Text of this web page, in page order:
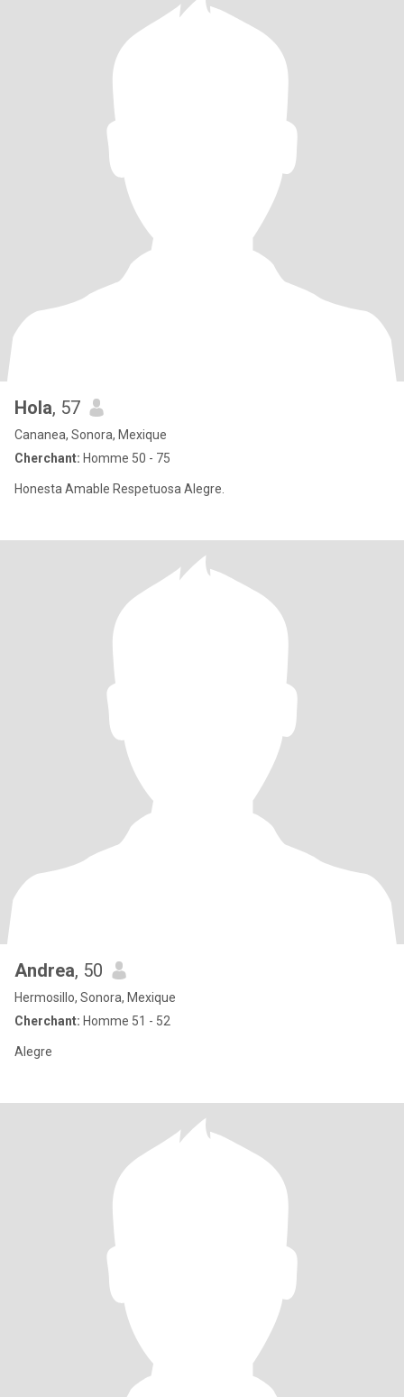
Hola, 57
Cananea, Sonora, Mexique
Cherchant: Homme 50 - 75
Honesta Amable Respetuosa Alegre.
Andrea, 50
Hermosillo, Sonora, Mexique
Cherchant: Homme 51 - 52
Alegre